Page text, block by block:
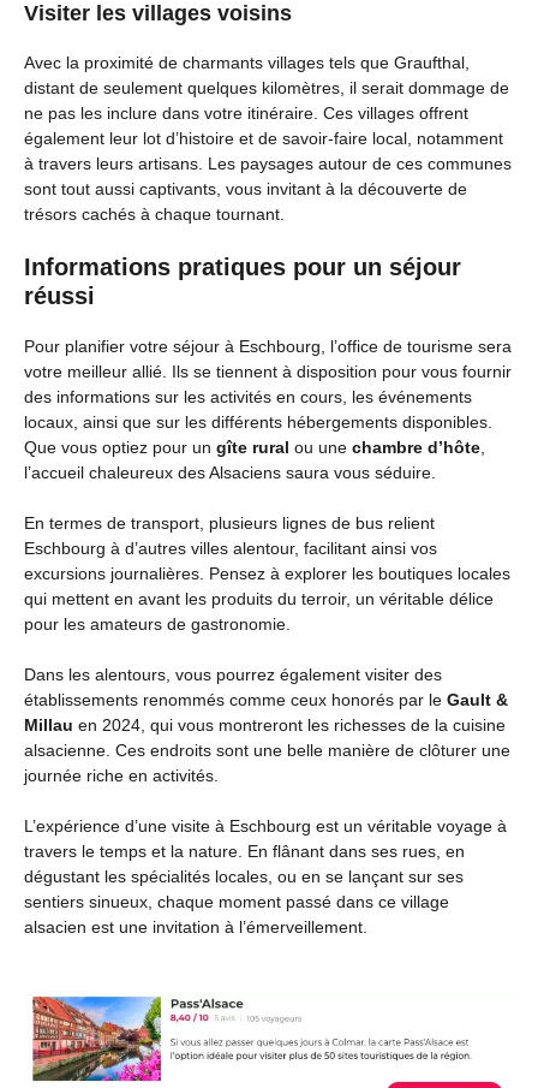
Visiter les villages voisins
Avec la proximité de charmants villages tels que Graufthal,
distant de seulement quelques kilomètres, il serait dommage de
ne pas les inclure dans votre itinéraire. Ces villages offrent
également leur lot d’histoire et de savoir-faire local, notamment
à travers leurs artisans. Les paysages autour de ces communes
sont tout aussi captivants, vous invitant à la découverte de
trésors cachés à chaque tournant.
Informations pratiques pour un séjour
réussi
Pour planifier votre séjour à Eschbourg, l’office de tourisme sera
votre meilleur allié. Ils se tiennent à disposition pour vous fournir
des informations sur les activités en cours, les événements
locaux, ainsi que sur les différents hébergements disponibles.
Que vous optiez pour un gîte rural ou une chambre d’hôte,
l’accueil chaleureux des Alsaciens saura vous séduire.
En termes de transport, plusieurs lignes de bus relient
Eschbourg à d’autres villes alentour, facilitant ainsi vos
excursions journalières. Pensez à explorer les boutiques locales
qui mettent en avant les produits du terroir, un véritable délice
pour les amateurs de gastronomie.
Dans les alentours, vous pourrez également visiter des
établissements renommés comme ceux honorés par le Gault &
Millau en 2024, qui vous montreront les richesses de la cuisine
alsacienne. Ces endroits sont une belle manière de clôturer une
journée riche en activités.
L’expérience d’une visite à Eschbourg est un véritable voyage à
travers le temps et la nature. En flânant dans ses rues, en
dégustant les spécialités locales, ou en se lançant sur ses
sentiers sinueux, chaque moment passé dans ce village
alsacien est une invitation à l’émerveillement.